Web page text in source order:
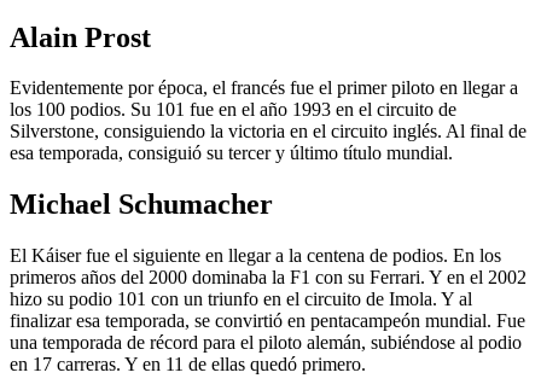
Alain Prost
Evidentemente por época, el francés fue el primer piloto en llegar a
los 100 podios. Su 101 fue en el año 1993 en el circuito de
Silverstone, consiguiendo la victoria en el circuito inglés. Al final de
esa temporada, consiguió su tercer y último título mundial.
Michael Schumacher
El Káiser fue el siguiente en llegar a la centena de podios. En los
primeros años del 2000 dominaba la F1 con su Ferrari. Y en el 2002
hizo su podio 101 con un triunfo en el circuito de Imola. Y al
finalizar esa temporada, se convirtió en pentacampeón mundial. Fue
una temporada de récord para el piloto alemán, subiéndose al podio
en 17 carreras. Y en 11 de ellas quedó primero.